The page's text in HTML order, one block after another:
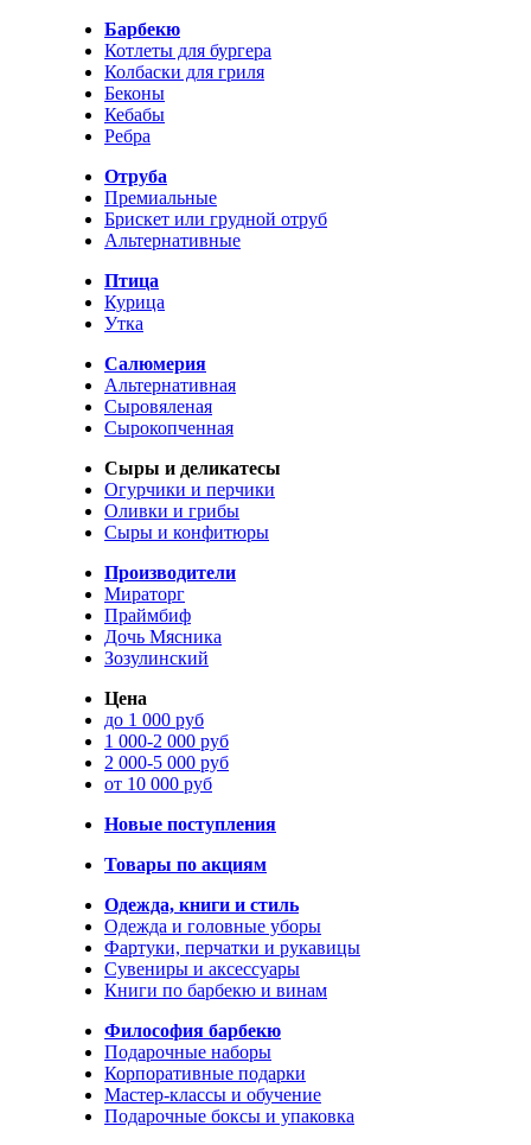
Барбекю
Котлеты для бургера
Колбаски для гриля
Беконы
Кебабы
Ребра
Отруба
Премиальные
Брискет или грудной отруб
Альтернативные
Птица
Курица
Утка
Салюмерия
Альтернативная
Сыровяленая
Сырокопченная
Сыры и деликатесы
Огурчики и перчики
Оливки и грибы
Сыры и конфитюры
Производители
Мираторг
Праймбиф
Дочь Мясника
Зозулинский
Цена
до 1 000 руб
1 000-2 000 руб
2 000-5 000 руб
от 10 000 руб
Новые поступления
Товары по акциям
Одежда, книги и стиль
Одежда и головные уборы
Фартуки, перчатки и рукавицы
Сувениры и аксессуары
Книги по барбекю и винам
Философия барбекю
Подарочные наборы
Корпоративные подарки
Мастер-классы и обучение
Подарочные боксы и упаковка